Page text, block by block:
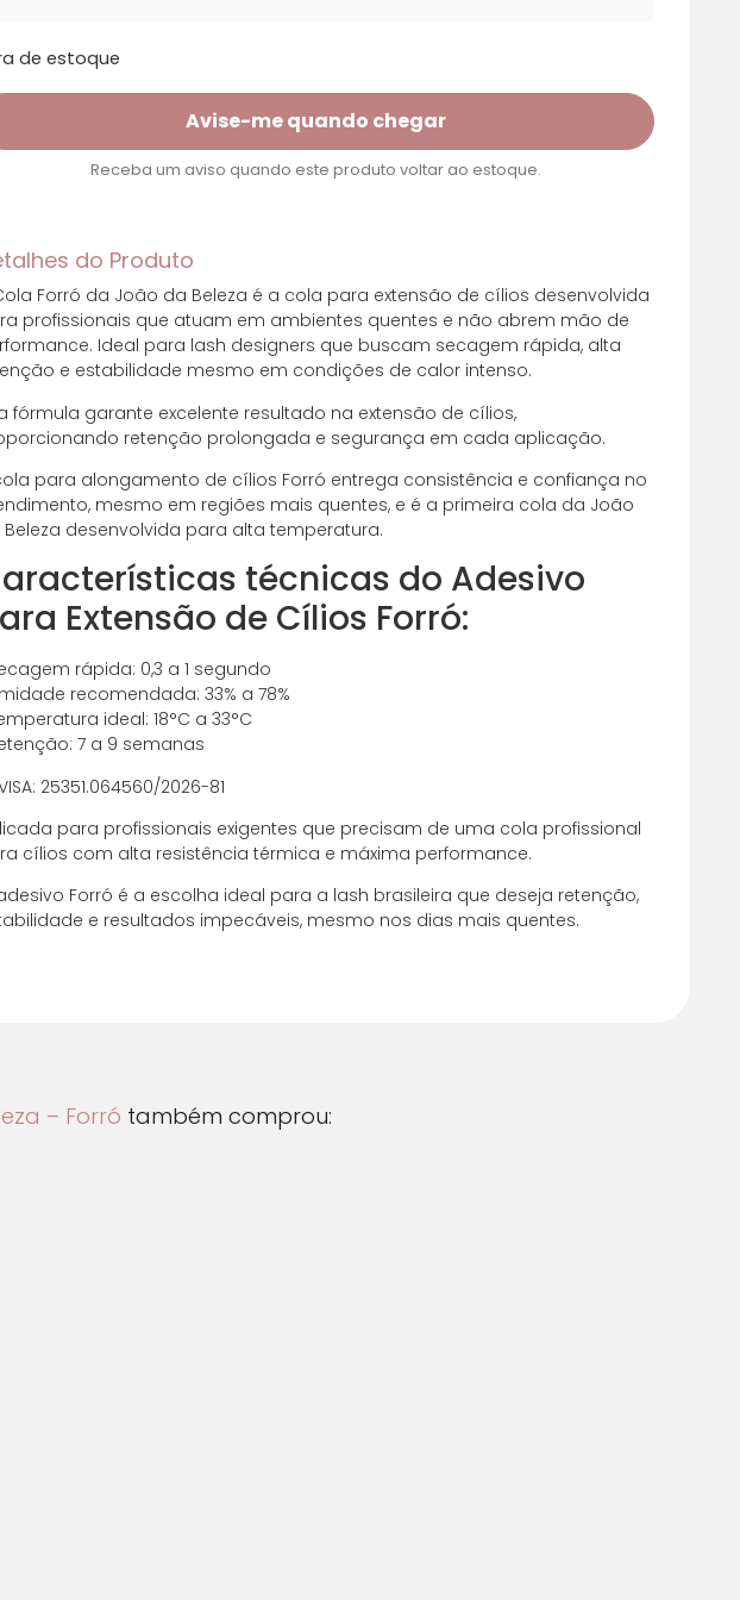
de estoque
Avise-me quando chegar
Receba um aviso quando este produto voltar ao estoque.
do Produto
Forró da João da Beleza é a cola para extensão de cílios desenvolvida
profissionais que atuam em ambientes quentes e não abrem mão de
Ideal para lash designers que buscam secagem rápida, alta
e estabilidade mesmo em condições de calor intenso.
fórmula garante excelente resultado na extensão de cílios,
retenção prolongada e segurança em cada aplicação.
para alongamento de cílios Forró entrega consistência e confiança no
mesmo em regiões mais quentes, e é a primeira cola da João
Beleza desenvolvida para alta temperatura.
técnicas do Adesivo
Extensão de Cílios Forró:
rápida: 0,3 a 1 segundo
recomendada: 33% a 78%
ideal: 18°C a 33°C
7 a 9 semanas
25351.064560/2026-81
para profissionais exigentes que precisam de uma cola profissional
cílios com alta resistência térmica e máxima performance.
Forró é a escolha ideal para a lash brasileira que deseja retenção,
e resultados impecáveis, mesmo nos dias mais quentes.
– Forró também comprou: